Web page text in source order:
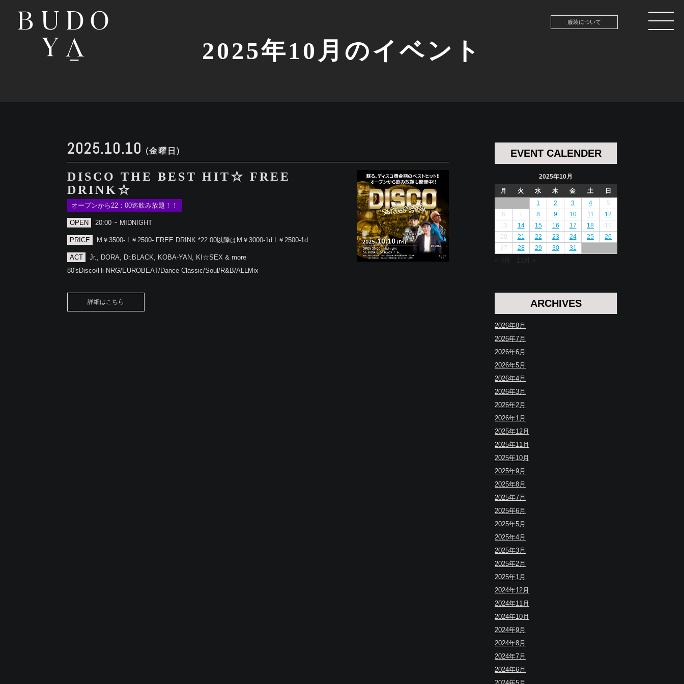
服装について
2025年10月のイベント
2025.10.10 (金曜日)
DISCO THE BEST HIT☆ FREE
DRINK☆
オープンから22：00迄飲み放題！！
OPEN 20:00 ~ MIDNIGHT
PRICE M￥3500- L￥2500- FREE DRINK *22:00以降はM￥3000-1d L￥2500-1d
ACT
Jr., DORA, Dr.BLACK, KOBA-YAN, KI☆SEX & more
80'sDisco/Hi-NRG/EUROBEAT/Dance Classic/Soul/R&B/ALLMix
詳細はこちら
EVENT CALENDER
2025年10月
月
火 水 木 金 土
日
1
2 3 4
5
6
7 8 9 10 11
12
13
14 15 16 17 18
19
20
21 22 23 24 25
26
27
28 29 30 31
« 9月
ARCHIVES
2026年8月
2026年7月
2026年6月
2026年5月
2026年4月
2026年3月
2026年2月
2026年1月
2025年12月
2025年11月
2025年10月
2025年9月
2025年8月
2025年7月
2025年6月
2025年5月
2025年4月
2025年3月
2025年2月
2025年1月
2024年12月
2024年11月
2024年10月
2024年9月
2024年8月
2024年7月
2024年6月